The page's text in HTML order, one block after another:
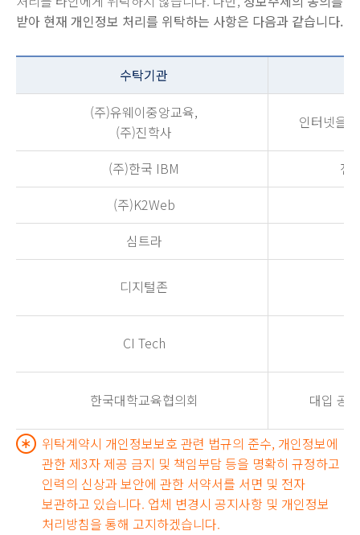
받아 현재 개인정보 처리를 위탁하는 사항은 다음과 같습니다.
수탁기관
(주)유웨이중앙교육,
(주)진학사
인터넷을
(주)한국 IBM
전
(주)K2Web
심트라
디지털존
CI Tech
한국대학교육협의회 대입 공
위탁계약시 개인정보보호 관련 법규의 준수, 개인정보에
관한 제3자 제공 금지 및 책임부담 등을 명확히 규정하고
인력의 신상과 보안에 관한 서약서를 서면 및 전자
보관하고 있습니다. 업체 변경시 공지사항 및 개인정보
처리방침을 통해 고지하겠습니다.